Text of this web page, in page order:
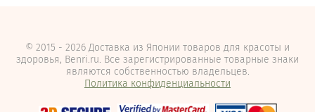
© 2015 - 2026 Доставка из Японии товаров для красоты и
здоровья, Benri.ru. Все зарегистрированные товарные знаки
являются собственностью владельцев.
Политика конфиденциальности